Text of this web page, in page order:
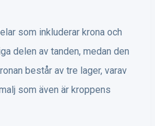
som inkluderar krona och
delen av tanden, medan den
består av tre lager, varav
som även är kroppens